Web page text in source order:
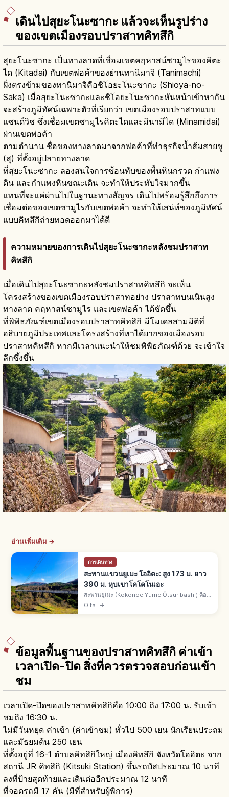
เดินไปสุยะโนะซากะ แล้วจะเห็นรูปร่าง
ของเขตเมืองรอบปราสาทคิทสึกิ
สุยะโนะซากะ เป็นทางลาดที่เชื่อมเขตคฤหาสน์ซามูไรของคิตะ
ได (Kitadai) กับเขตพ่อค้าของย่านทานิมาจิ (Tanimachi)
ฝั่งตรงข้ามของทานิมาจิคือชิโอยะโนะซากะ (Shioya-no-
Saka) เมื่อสุยะโนะซากะและชิโอยะโนะซากะหันหน้าเข้าหากัน
จะสร้างภูมิทัศน์เฉพาะตัวที่เรียกว่า เขตเมืองรอบปราสาทแบบ
แซนด์วิช ซึ่งเชื่อมเขตซามูไรคิตะไดและมินามิได (Minamidai)
ผ่านเขตพ่อค้า
ตามตำนาน ชื่อของทางลาดมาจากพ่อค้าที่ทำธุรกิจน้ำส้มสายชู
(สุ) ที่ตั้งอยู่ปลายทางลาด
ที่สุยะโนะซากะ ลองสนใจการซ้อนทับของพื้นหินกรวด กำแพง
ดิน และกำแพงหินขณะเดิน จะทำให้ประทับใจมากขึ้น
แทนที่จะแค่ผ่านไปในฐานะทางสัญจร เดินไปพร้อมรู้สึกถึงการ
เชื่อมต่อของเขตซามูไรกับเขตพ่อค้า จะทำให้เสน่ห์ของภูมิทัศน์
แบบคิทสึกิถ่ายทอดออกมาได้ดี
ความหมายของการเดินไปสุยะโนะซากะหลังชมปราสาท
คิทสึกิ
เมื่อเดินไปสุยะโนะซากะหลังชมปราสาทคิทสึกิ จะเห็น
โครงสร้างของเขตเมืองรอบปราสาทอย่าง ปราสาทบนเนินสูง
ทางลาด คฤหาสน์ซามูไร และเขตพ่อค้า ได้ชัดขึ้น
ที่พิพิธภัณฑ์เขตเมืองรอบปราสาทคิทสึกิ มีโมเดลสามมิติที่
อธิบายภูมิประเทศและโครงสร้างที่หาได้ยากของเมืองรอบ
ปราสาทคิทสึกิ หากมีเวลาแนะนำให้ชมพิพิธภัณฑ์ด้วย จะเข้าใจ
ลึกซึ้งขึ้น
อ่านเพิ่มเติม →
การเดินทาง
สะพานแขวนยูเมะ โออิตะ: สูง 173 ม. ยาว
390 ม. หุบเขาโคโคโนเอะ
สะพานยูเมะ (Kokonoe Yume Ōtsuribashi) คือ
สะพานคนเดินเมืองโคโคโนเอะ จ.โออิตะ สูงราว 173
Oita →
ข้อมูลพื้นฐานของปราสาทคิทสึกิ ค่าเข้า
เวลาเปิด-ปิด สิ่งที่ควรตรวจสอบก่อนเข้า
ชม
เวลาเปิด-ปิดของปราสาทคิทสึกิคือ 10:00 ถึง 17:00 น. รับเข้า
ชมถึง 16:30 น.
ไม่มีวันหยุด ค่าเข้า (ค่าเข้าชม) ทั่วไป 500 เยน นักเรียนประถม
และมัธยมต้น 250 เยน
ที่ตั้งอยู่ที่ 16-1 ตำบลคิทสึกิใหญ่ เมืองคิทสึกิ จังหวัดโออิตะ จาก
สถานี JR คิทสึกิ (Kitsuki Station) ขึ้นรถบัสประมาณ 10 นาที
ลงที่ป้ายสุดท้ายและเดินต่ออีกประมาณ 12 นาที
ที่จอดรถมี 17 คัน (มีที่สำหรับผู้พิการ)